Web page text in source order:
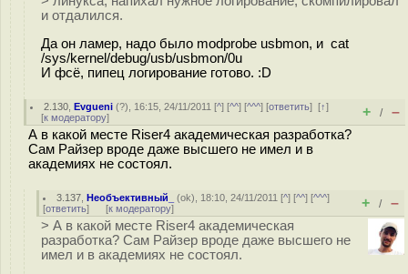
и отдалился.
Да он ламер, надо было modprobe usbmon, и cat
/sys/kernel/debug/usb/usbmon/0u
И фсё, пипец логирование готово. :D
2.130 ,Evgueni (?), 16:15, 24/11/2011 [^] [^^] [^^^] [ответить][↑]
[к модератору] + / –
А в какой месте Riser4 академическая разработка?
Сам Райзер вроде даже высшего не имел и в
академиях не состоял.
3.137 ,Необъективный_ (ok), 18:10, 24/11/2011 [^] [^^] [^^^]
[ответить] [к модератору] + / –
> А в какой месте Riser4 академическая
разработка? Сам Райзер вроде даже высшего не
имел и в академиях не состоял.